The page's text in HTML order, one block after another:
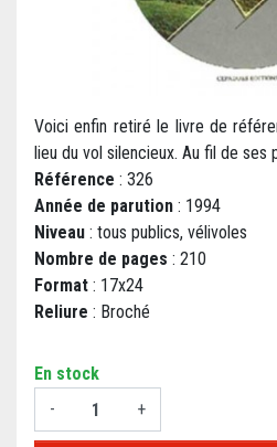
Voici enfin retiré le livre de
lieu du vol silencieux. Au fil de ses
Référence : 326
Année de parution : 1994
Niveau : tous publics, vélivoles
Nombre de pages : 210
Format : 17x24
Reliure : Broché
En stock
-
+